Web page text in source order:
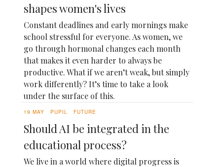
shapes women's lives
Constant deadlines and early mornings make
school stressful for everyone. As women, we
go through hormonal changes each month
that makes it even harder to always be
productive. What if we aren’t weak, but simply
work differently? It’s time to take a look
under the surface of this.
19 MAY PUPIL FUTURE
Should AI be integrated in the
educational process?
We live in a world where digital progress is